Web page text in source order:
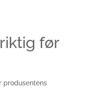
før
produsentens